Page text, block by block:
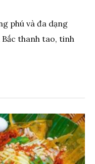
phú và đa dạng
thanh tao, tinh